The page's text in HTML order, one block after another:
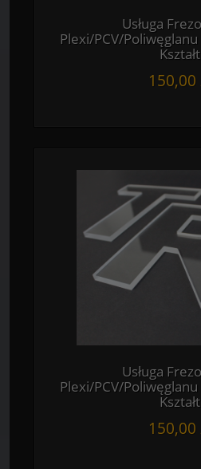
Usługa
Plexi/PCV/
Kształt
150,00
Usługa
Plexi/PCV/
Kształt
150,00